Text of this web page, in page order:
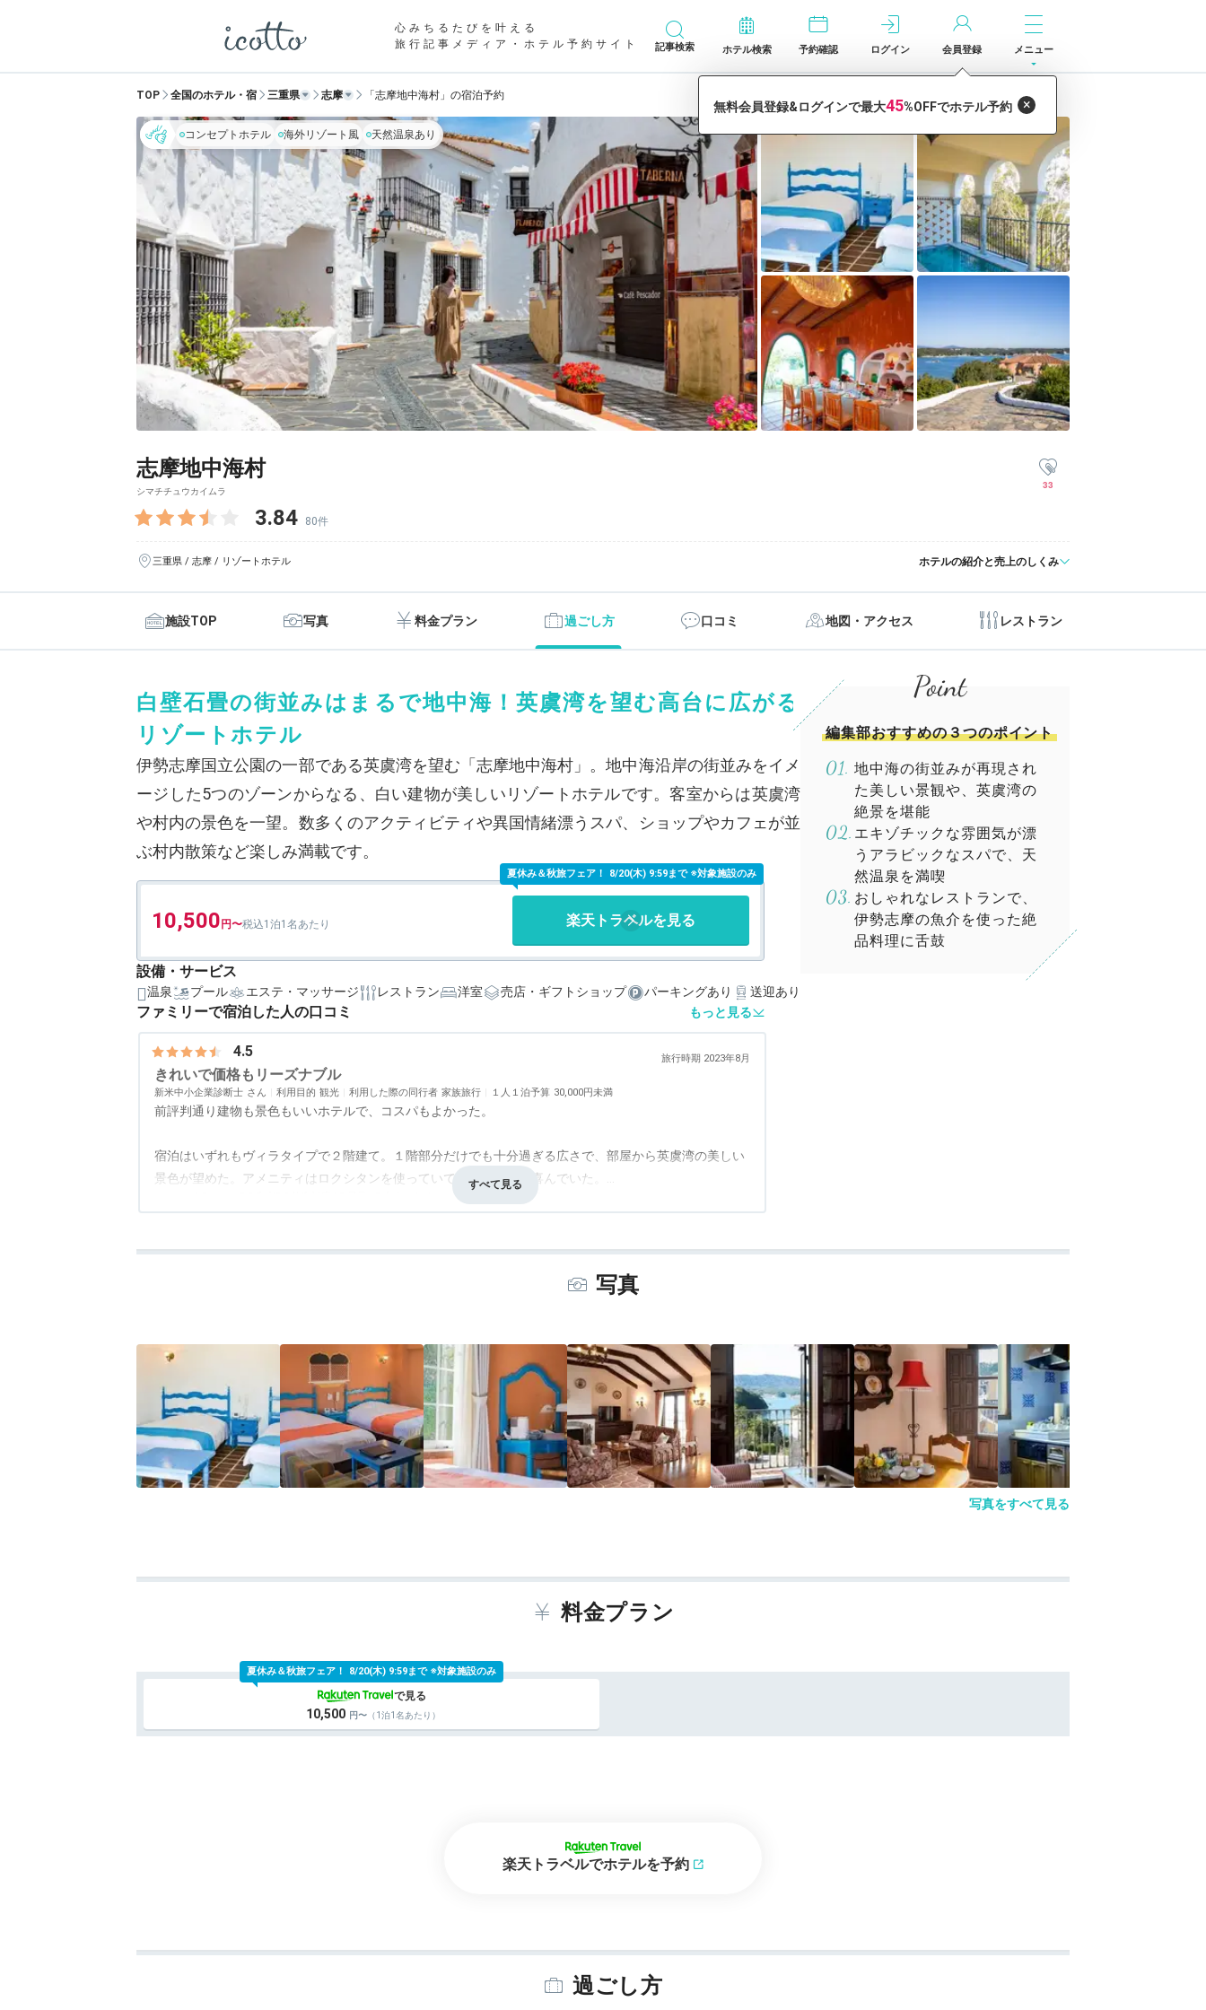
心みちるたびを叶える
旅行記事メディア・ホテル予約サイト
記事検索 ホテル検索 予約確認 ログイン 会員登録 メニュー
TOP 全国のホテル・宿 三重県 志摩 「志摩地中海村」の宿泊予約
コンセプトホテル 海外リゾート風 天然温泉あり
志摩地中海村
シマチチュウカイムラ
3.84 80件
33
三重県 / 志摩 / リゾートホテル ホテルの紹介と売上のしくみ
施設TOP 写真 料金プラン 過ごし方 口コミ 地図・アクセス レストラン
白壁石畳の街並みはまるで地中海！英虞湾を望む高台に広がる
リゾートホテル
伊勢志摩国立公園の一部である英虞湾を望む「志摩地中海村」。地中海沿岸の街並みをイメ
ージした5つのゾーンからなる、白い建物が美しいリゾートホテルです。客室からは英虞湾
や村内の景色を一望。数多くのアクティビティや異国情緒漂うスパ、ショップやカフェが並
ぶ村内散策など楽しみ満載です。
10,500 1泊1名あたり
夏休み＆秋旅フェア！ 8/20(木) 9:59まで ※対象施設のみ
楽天トラベルを見る
設備・サービス
温泉 プール エステ・マッサージ レストラン 洋室 売店・ギフトショップ パーキングあり 送迎あり
ファミリーで宿泊した人の口コミ もっと見る
4.5 旅行時期 2023年8月
きれいで価格もリーズナブル
新米中小企業診断士 利用目的 観光 利用した際の同行者 家族旅行 １人１泊予算 30,000円未満
前評判通り建物も景色もいいホテルで、コスパもよかった。
宿泊はいずれもヴィラタイプで２階建て。１階部分だけでも十分過ぎる広さで、部屋から英虞湾の美しい
景色が望めた。アメニティはロクシタンを使っていて、家内や娘が喜んでいた。
風呂は、英虞湾を見渡せる露天風呂からの景色が抜群。レコンキスタ前の南スペインをイメージするアラ
プール、船着き場での釣り、クルーズなど体験したいオプションも数多くあったが、周囲の観光をしなが
４人宿泊で１泊目は１人約２万円。２泊目は同３万円だったが、地中海村でしか味わえない独特の雰囲気
や景色もあり、価格相応だと思う。東京からは遠いが、春か秋にリピートしたい
5.0 3.0
編集部おすすめの３つのポイント
地中海の街並みが再現され
た美しい景観や、英虞湾の
絶景を堪能
エキゾチックな雰囲気が漂
うアラビックなスパで、天
然温泉を満喫
おしゃれなレストランで、
伊勢志摩の魚介を使った絶
品料理に舌鼓
写真
写真をすべて見る
料金プラン
10,500 （1泊1名あたり）
夏休み＆秋旅フェア！ 8/20(木) 9:59まで ※対象施設のみ
楽天トラベルでホテルを予約
過ごし方